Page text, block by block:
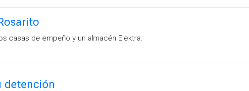
casas de empeño y un almacén Elektra.
detención